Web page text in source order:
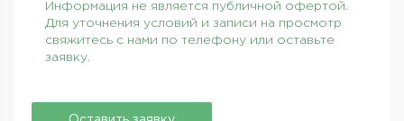
Информация не является публичной офертой.
Для уточнения условий и записи на просмотр
свяжитесь с нами по телефону или оставьте
заявку.